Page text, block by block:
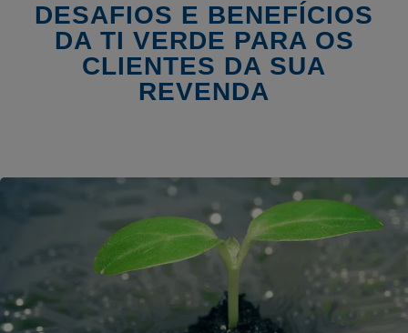
DESAFIOS E BENEFÍCIOS
DA TI VERDE PARA OS
CLIENTES DA SUA
REVENDA